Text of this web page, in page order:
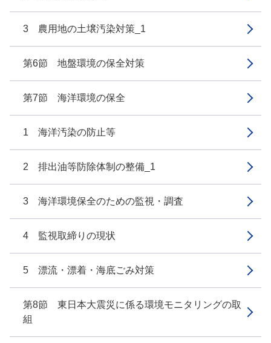
3 農用地の土壌汚染対策_1
第6節 地盤環境の保全対策
第7節 海洋環境の保全
1 海洋汚染の防止等
2 排出油等防除体制の整備_1
3 海洋環境保全のための監視・調査
4 監視取締りの現状
5 漂流・漂着・海底ごみ対策
第8節 東日本大震災に係る環境モニタリングの取
組